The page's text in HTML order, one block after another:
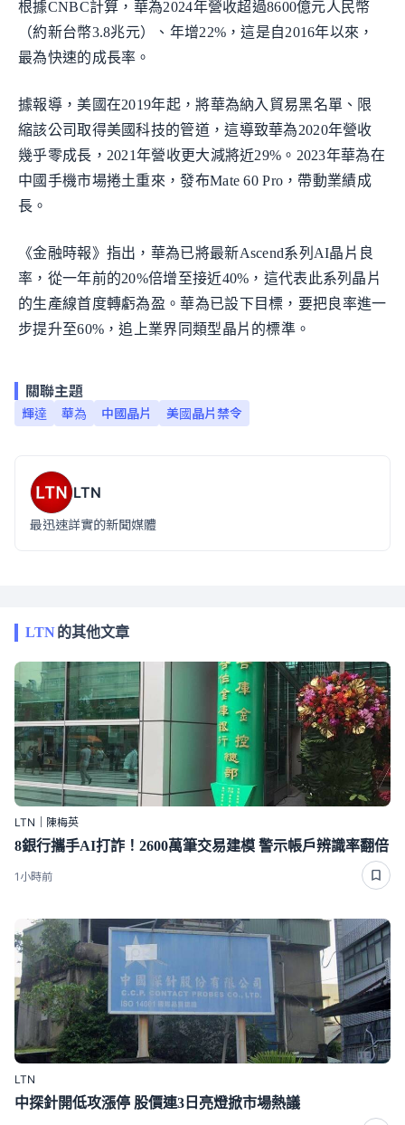
根據CNBC計算，華為2024年營收超過8600億元人民幣
（約新台幣3.8兆元）、年增22%，這是自2016年以來，
最為快速的成長率。
據報導，美國在2019年起，將華為納入貿易黑名單、限
縮該公司取得美國科技的管道，這導致華為2020年營收
幾乎零成長，2021年營收更大減將近29%。2023年華為在
中國手機市場捲土重來，發布Mate 60 Pro，帶動業績成
長。
《金融時報》指出，華為已將最新Ascend系列AI晶片良
率，從一年前的20%倍增至接近40%，這代表此系列晶片
的生產線首度轉虧為盈。華為已設下目標，要把良率進一
步提升至60%，追上業界同類型晶片的標準。
關聯主題
輝達 華為 中國晶片 美國晶片禁令
LTN
最迅速詳實的新聞媒體
LTN的其他文章
LTN｜陳梅英
8銀行攜手AI打詐！2600萬筆交易建模 警示帳戶辨識率翻倍
1小時前
LTN
中探針開低攻漲停 股價連3日亮燈掀市場熱議